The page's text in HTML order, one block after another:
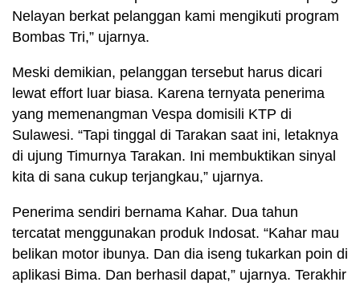
Nelayan berkat pelanggan kami mengikuti program
Bombas Tri,” ujarnya.
Meski demikian, pelanggan tersebut harus dicari
lewat effort luar biasa. Karena ternyata penerima
yang memenangman Vespa domisili KTP di
Sulawesi. “Tapi tinggal di Tarakan saat ini, letaknya
di ujung Timurnya Tarakan. Ini membuktikan sinyal
kita di sana cukup terjangkau,” ujarnya.
Penerima sendiri bernama Kahar. Dua tahun
tercatat menggunakan produk Indosat. “Kahar mau
belikan motor ibunya. Dan dia iseng tukarkan poin di
aplikasi Bima. Dan berhasil dapat,” ujarnya. Terakhir